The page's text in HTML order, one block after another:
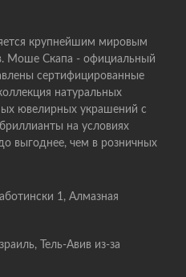
крупнейшим мировым
Моше Скапа - официальный
сертифицированные
натуральных
ювелирных украшений с
на условиях
выгоднее, чем в розничных
1, Алмазная
Тель-Авив из-за